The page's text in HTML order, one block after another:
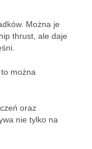
Można je
thrust, ale daje
można
oraz
nie tylko na